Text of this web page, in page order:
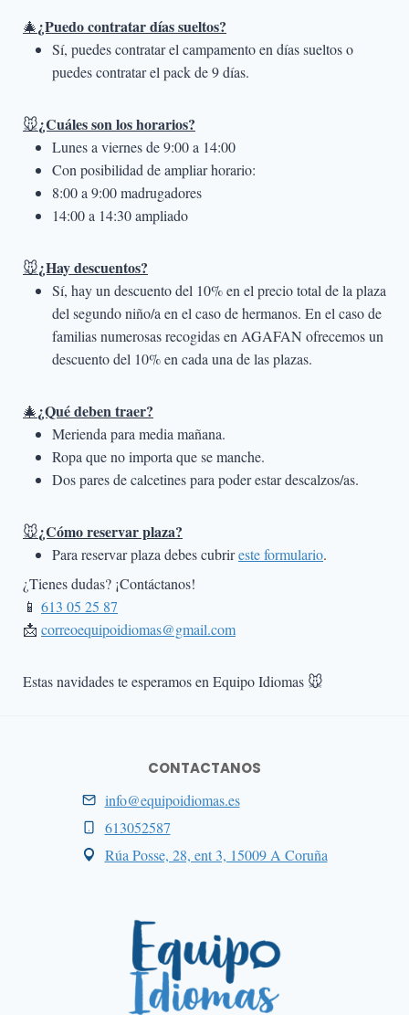
🎄¿Puedo contratar días sueltos?
Sí, puedes contratar el campamento en días sueltos o
puedes contratar el pack de 9 días.
🐭¿Cuáles son los horarios?
Lunes a viernes de 9:00 a 14:00
Con posibilidad de ampliar horario:
8:00 a 9:00 madrugadores
14:00 a 14:30 ampliado
🐭¿Hay descuentos?
Sí, hay un descuento del 10% en el precio total de la plaza
del segundo niño/a en el caso de hermanos. En el caso de
familias numerosas recogidas en AGAFAN ofrecemos un
descuento del 10% en cada una de las plazas.
🎄¿Qué deben traer?
Merienda para media mañana.
Ropa que no importa que se manche.
Dos pares de calcetines para poder estar descalzos/as.
🐭¿Cómo reservar plaza?
Para reservar plaza debes cubrireste formulario.
¿Tienes dudas? ¡Contáctanos!
📱 613 05 25 87
📩 correoequipoidiomas@gmail.com
Estas navidades te esperamos en Equipo Idiomas 🐭
CONTACTANOS
info@equipoidiomas.es
613052587
Rúa Posse, 28, ent 3, 15009 A Coruña